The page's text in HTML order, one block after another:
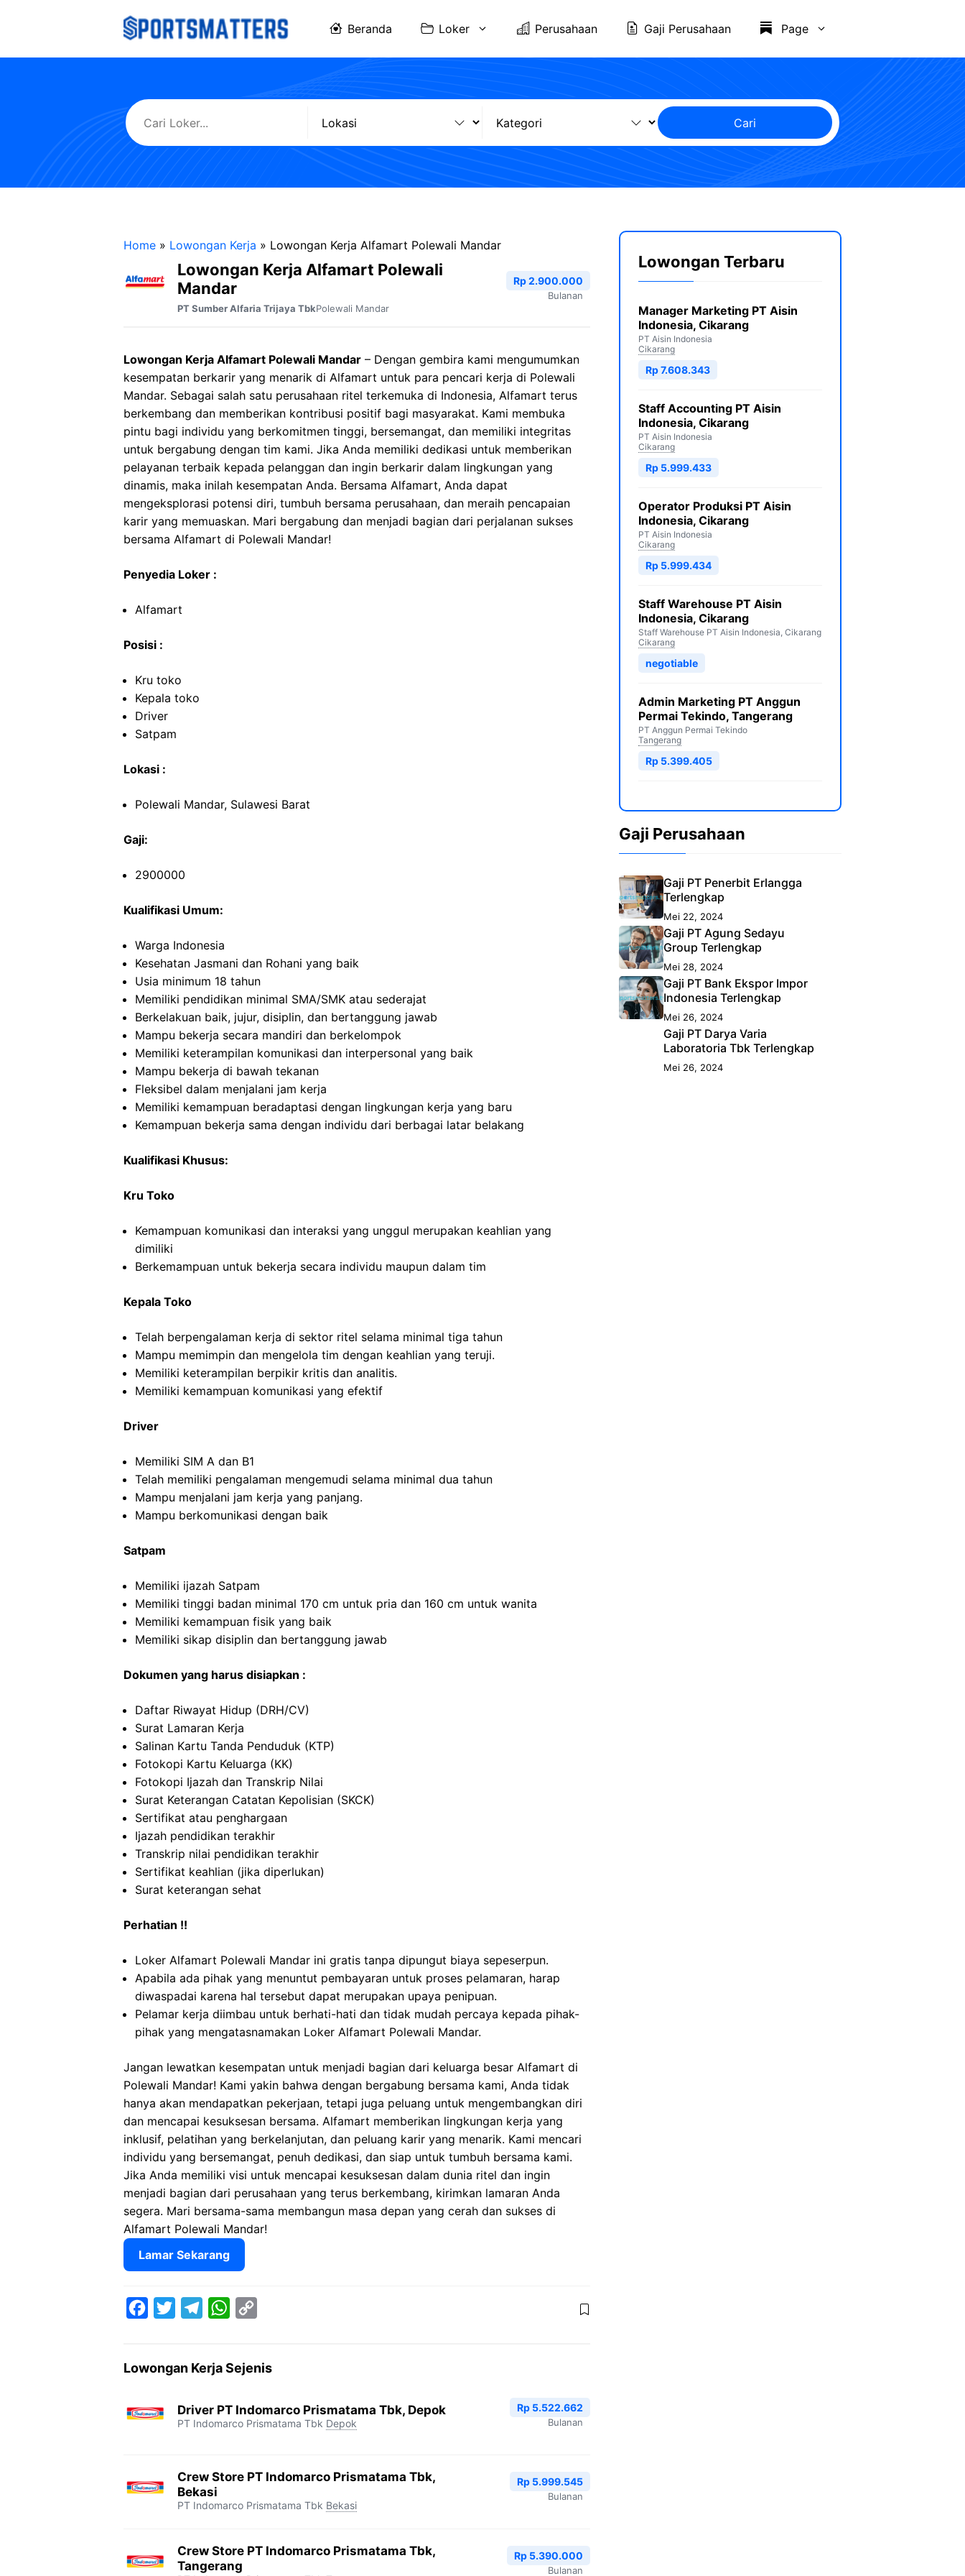
Beranda Loker Perusahaan Gaji Perusahaan Page
Cari
Home » Lowongan Kerja » Lowongan Kerja Alfamart Polewali Mandar
Lowongan Kerja Alfamart Polewali
Mandar
PT Sumber Alfaria Trijaya TbkPolewali Mandar
Rp 2.900.000
Bulanan
Lowongan Kerja Alfamart Polewali Mandar – Dengan gembira kami mengumumkan
kesempatan berkarir yang menarik di Alfamart untuk para pencari kerja di Polewali
Mandar. Sebagai salah satu perusahaan ritel terkemuka di Indonesia, Alfamart terus
berkembang dan memberikan kontribusi positif bagi masyarakat. Kami membuka
pintu bagi individu yang berkomitmen tinggi, bersemangat, dan memiliki integritas
untuk bergabung dengan tim kami. Jika Anda memiliki dedikasi untuk memberikan
pelayanan terbaik kepada pelanggan dan ingin berkarir dalam lingkungan yang
dinamis, maka inilah kesempatan Anda. Bersama Alfamart, Anda dapat
mengeksplorasi potensi diri, tumbuh bersama perusahaan, dan meraih pencapaian
karir yang memuaskan. Mari bergabung dan menjadi bagian dari perjalanan sukses
bersama Alfamart di Polewali Mandar!
Penyedia Loker :
Alfamart
Posisi :
Kru toko
Kepala toko
Driver
Satpam
Lokasi :
Polewali Mandar, Sulawesi Barat
Gaji:
2900000
Kualifikasi Umum:
Warga Indonesia
Kesehatan Jasmani dan Rohani yang baik
Usia minimum 18 tahun
Memiliki pendidikan minimal SMA/SMK atau sederajat
Berkelakuan baik, jujur, disiplin, dan bertanggung jawab
Mampu bekerja secara mandiri dan berkelompok
Memiliki keterampilan komunikasi dan interpersonal yang baik
Mampu bekerja di bawah tekanan
Fleksibel dalam menjalani jam kerja
Memiliki kemampuan beradaptasi dengan lingkungan kerja yang baru
Kemampuan bekerja sama dengan individu dari berbagai latar belakang
Kualifikasi Khusus:
Kru Toko
Kemampuan komunikasi dan interaksi yang unggul merupakan keahlian yang
dimiliki
Berkemampuan untuk bekerja secara individu maupun dalam tim
Kepala Toko
Telah berpengalaman kerja di sektor ritel selama minimal tiga tahun
Mampu memimpin dan mengelola tim dengan keahlian yang teruji.
Memiliki keterampilan berpikir kritis dan analitis.
Memiliki kemampuan komunikasi yang efektif
Driver
Memiliki SIM A dan B1
Telah memiliki pengalaman mengemudi selama minimal dua tahun
Mampu menjalani jam kerja yang panjang.
Mampu berkomunikasi dengan baik
Satpam
Memiliki ijazah Satpam
Memiliki tinggi badan minimal 170 cm untuk pria dan 160 cm untuk wanita
Memiliki kemampuan fisik yang baik
Memiliki sikap disiplin dan bertanggung jawab
Dokumen yang harus disiapkan :
Daftar Riwayat Hidup (DRH/CV)
Surat Lamaran Kerja
Salinan Kartu Tanda Penduduk (KTP)
Fotokopi Kartu Keluarga (KK)
Fotokopi Ijazah dan Transkrip Nilai
Surat Keterangan Catatan Kepolisian (SKCK)
Sertifikat atau penghargaan
Ijazah pendidikan terakhir
Transkrip nilai pendidikan terakhir
Sertifikat keahlian (jika diperlukan)
Surat keterangan sehat
Perhatian !!
Loker Alfamart Polewali Mandar ini gratis tanpa dipungut biaya sepeserpun.
Apabila ada pihak yang menuntut pembayaran untuk proses pelamaran, harap
diwaspadai karena hal tersebut dapat merupakan upaya penipuan.
Pelamar kerja diimbau untuk berhati-hati dan tidak mudah percaya kepada pihak-
pihak yang mengatasnamakan Loker Alfamart Polewali Mandar.
Jangan lewatkan kesempatan untuk menjadi bagian dari keluarga besar Alfamart di
Polewali Mandar! Kami yakin bahwa dengan bergabung bersama kami, Anda tidak
hanya akan mendapatkan pekerjaan, tetapi juga peluang untuk mengembangkan diri
dan mencapai kesuksesan bersama. Alfamart memberikan lingkungan kerja yang
inklusif, pelatihan yang berkelanjutan, dan peluang karir yang menarik. Kami mencari
individu yang bersemangat, penuh dedikasi, dan siap untuk tumbuh bersama kami.
Jika Anda memiliki visi untuk mencapai kesuksesan dalam dunia ritel dan ingin
menjadi bagian dari perusahaan yang terus berkembang, kirimkan lamaran Anda
segera. Mari bersama-sama membangun masa depan yang cerah dan sukses di
Alfamart Polewali Mandar!
Lamar Sekarang
e
o
t
e
e
r
W
t
A
y
i
Lowongan Kerja Sejenis
Driver PT Indomarco Prismatama Tbk, Depok
PT Indomarco Prismatama Tbk Depok
Rp 5.522.662
Bulanan
Crew Store PT Indomarco Prismatama Tbk,
Bekasi
PT Indomarco Prismatama Tbk Bekasi
Rp 5.999.545
Bulanan
Crew Store PT Indomarco Prismatama Tbk,
Tangerang
Rp 5.390.000
Bulanan
Lowongan Terbaru
Manager Marketing PT Aisin
Indonesia, Cikarang
PT Aisin Indonesia
Cikarang
Rp 7.608.343
Staff Accounting PT Aisin
Indonesia, Cikarang
PT Aisin Indonesia
Cikarang
Rp 5.999.433
Operator Produksi PT Aisin
Indonesia, Cikarang
PT Aisin Indonesia
Cikarang
Rp 5.999.434
Staff Warehouse PT Aisin
Indonesia, Cikarang
Staff Warehouse PT Aisin Indonesia, Cikarang
Cikarang
negotiable
Admin Marketing PT Anggun
Permai Tekindo, Tangerang
PT Anggun Permai Tekindo
Tangerang
Rp 5.399.405
Gaji Perusahaan
Gaji PT Penerbit Erlangga
Terlengkap
Mei 22, 2024
Gaji PT Agung Sedayu
Group Terlengkap
Mei 28, 2024
Gaji PT Bank Ekspor Impor
Indonesia Terlengkap
Mei 26, 2024
Gaji PT Darya Varia
Laboratoria Tbk Terlengkap
Mei 26, 2024